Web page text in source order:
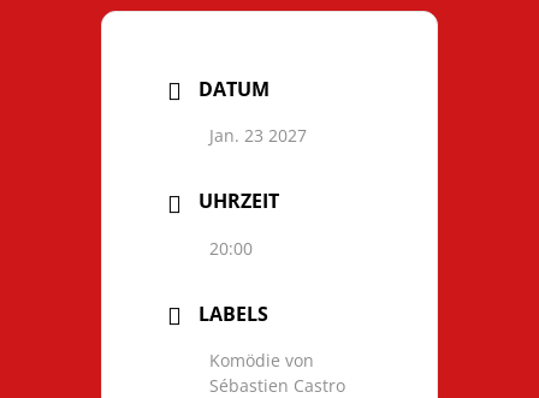
DATUM
Jan. 23 2027
UHRZEIT
20:00
LABELS
Komödie von
Sébastien Castro